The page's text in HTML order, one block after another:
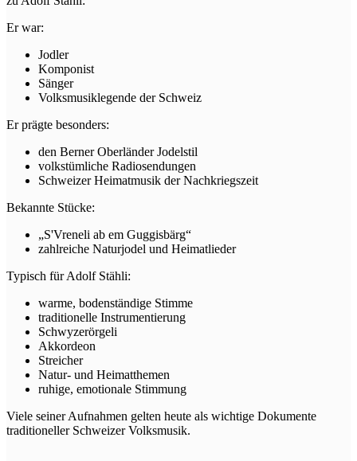
Er war:
Jodler
Komponist
Sänger
Volksmusiklegende der Schweiz
Er prägte besonders:
den Berner Oberländer Jodelstil
volkstümliche Radiosendungen
Schweizer Heimatmusik der Nachkriegszeit
Bekannte Stücke:
„S'Vreneli ab em Guggisbärg“
zahlreiche Naturjodel und Heimatlieder
Typisch für Adolf Stähli:
warme, bodenständige Stimme
traditionelle Instrumentierung
Schwyzerörgeli
Akkordeon
Streicher
Natur- und Heimatthemen
ruhige, emotionale Stimmung
Viele seiner Aufnahmen gelten heute als wichtige Dokumente
traditioneller Schweizer Volksmusik.